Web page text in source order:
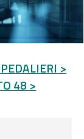
>
48 >